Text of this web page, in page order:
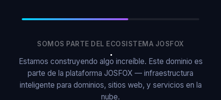
SOMOS PARTE DEL ECOSISTEMA JOSFOX
Estamos construyendo algo increíble. Este dominio es
parte de la plataforma JOSFOX — infraestructura
inteligente para dominios, sitios web, y servicios en la
nube.